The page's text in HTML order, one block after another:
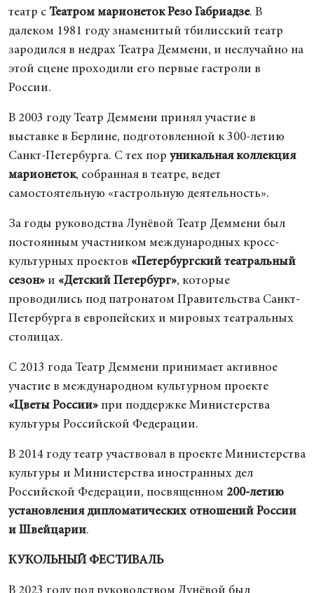
театр с Театром марионеток Резо Габриадзе. В
далеком 1981 году знаменитый тбилисский театр
зародился в недрах Театра Деммени, и неслучайно на
этой сцене проходили его первые гастроли в
России.
В 2003 году Театр Деммени принял участие в
выставке в Берлине, подготовленной к 300-летию
Санкт-Петербурга. С тех пор уникальная коллекция
марионеток, собранная в театре, ведет
самостоятельную «гастрольную деятельность».
За годы руководства Лунёвой Театр Деммени был
постоянным участником международных кросс-
культурных проектов «Петербургский театральный
сезон» и «Детский Петербург», которые
проводились под патронатом Правительства Санкт-
Петербурга в европейских и мировых театральных
столицах.
С 2013 года Театр Деммени принимает активное
участие в международном культурном проекте
«Цветы России» при поддержке Министерства
культуры Российской Федерации.
В 2014 году театр участвовал в проекте Министерства
культуры и Министерства иностранных дел
Российской Федерации, посвященном 200-летию
установления дипломатических отношений России
и Швейцарии.
КУКОЛЬНЫЙ ФЕСТИВАЛЬ